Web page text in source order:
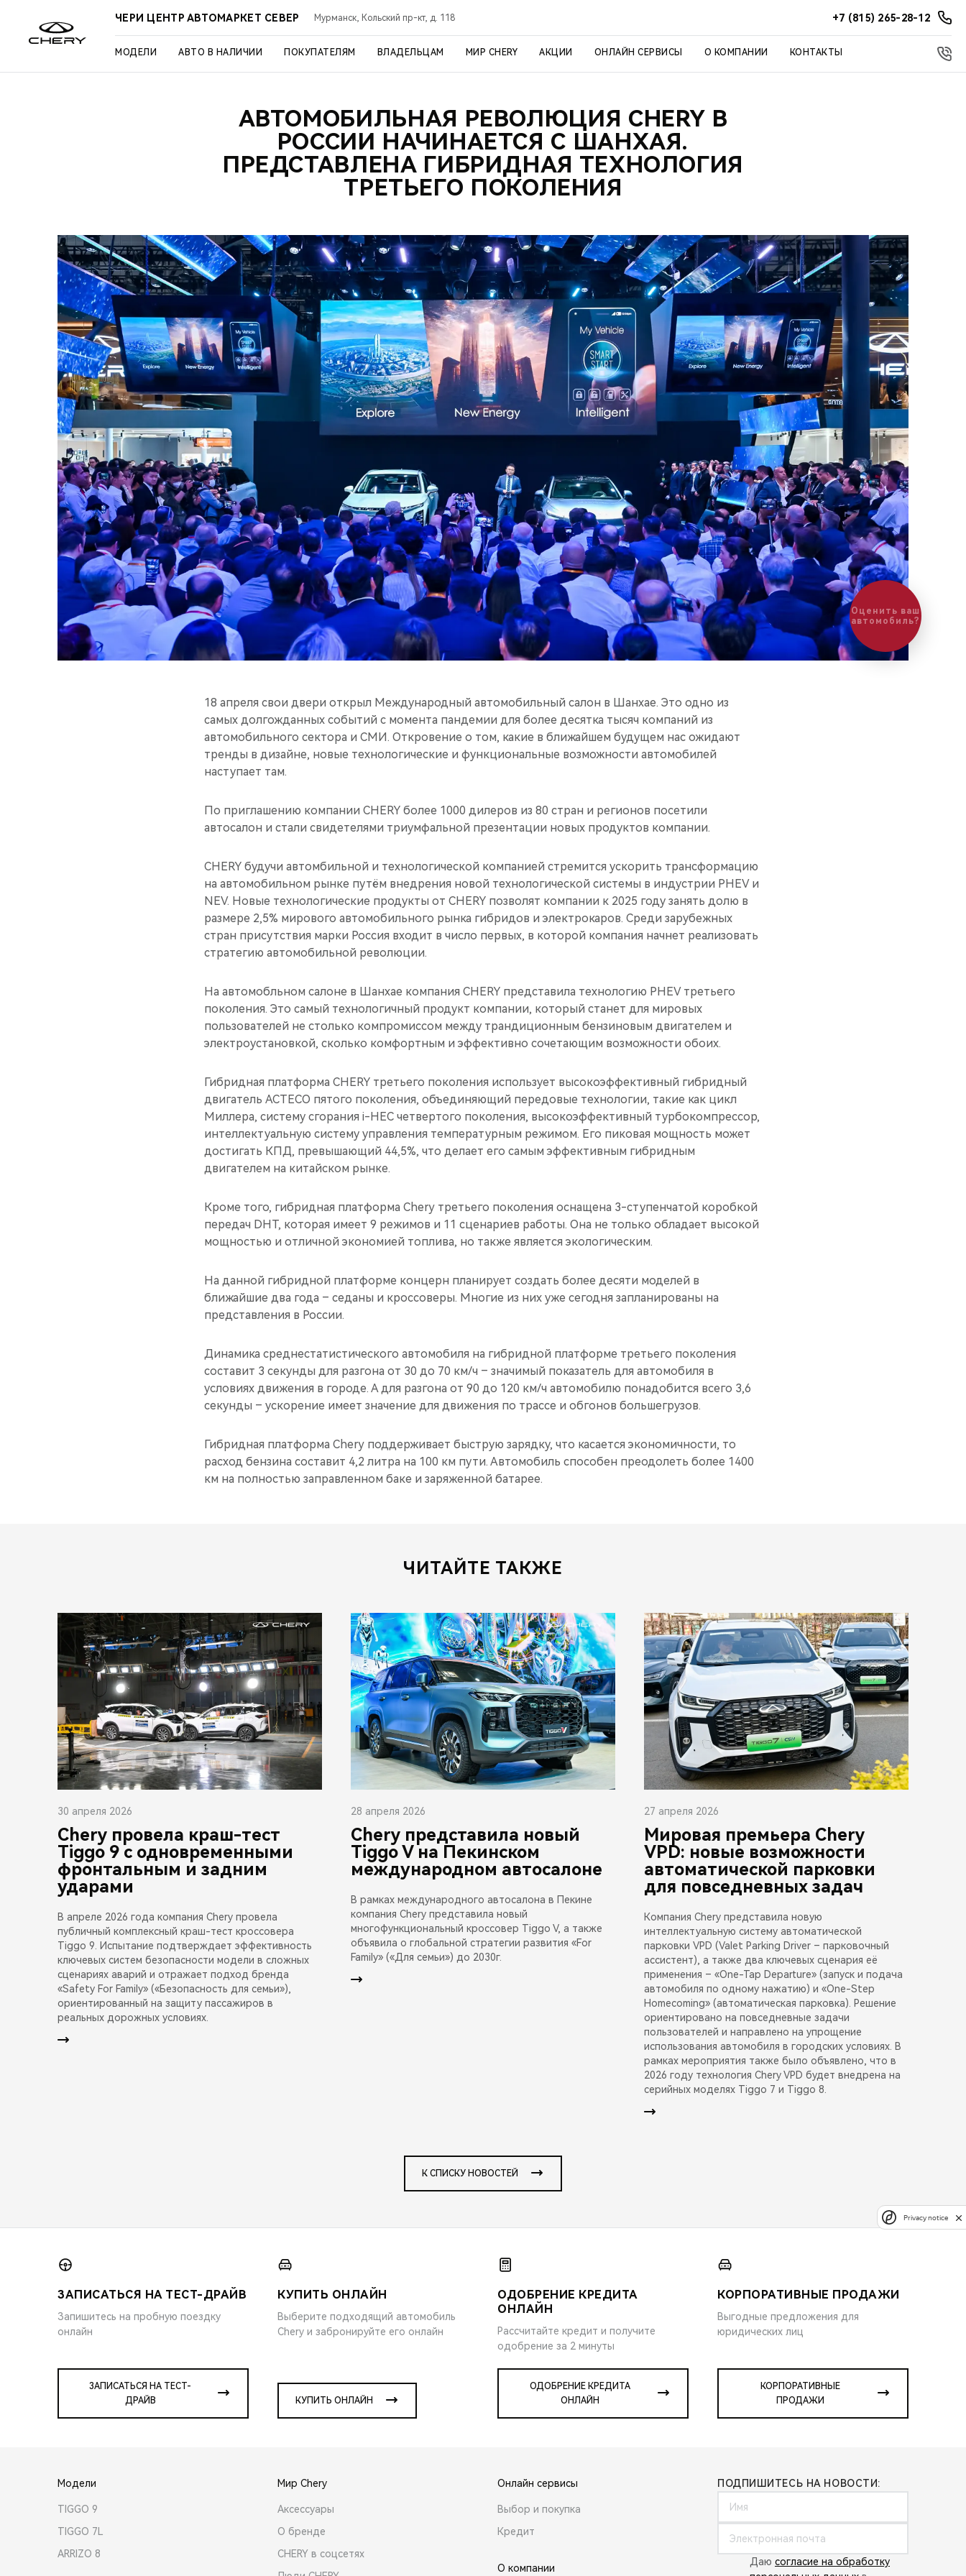
ЧЕРИ ЦЕНТР АВТОМАРКЕТ СЕВЕР Мурманск, Кольский пр-кт, д. 118 +7 (815) 265-28-12
МОДЕЛИ АВТО В НАЛИЧИИ ПОКУПАТЕЛЯМ ВЛАДЕЛЬЦАМ МИР CHERY АКЦИИ ОНЛАЙН СЕРВИСЫ О КОМПАНИИ КОНТАКТЫ
АВТОМОБИЛЬНАЯ РЕВОЛЮЦИЯ CHERY В
РОССИИ НАЧИНАЕТСЯ С ШАНХАЯ.
ПРЕДСТАВЛЕНА ГИБРИДНАЯ ТЕХНОЛОГИЯ
ТРЕТЬЕГО ПОКОЛЕНИЯ
18 апреля свои двери открыл Международный автомобильный салон в Шанхае. Это одно из
самых долгожданных событий с момента пандемии для более десятка тысяч компаний из
автомобильного сектора и СМИ. Откровение о том, какие в ближайшем будущем нас ожидают
тренды в дизайне, новые технологические и функциональные возможности автомобилей
наступает там.
По приглашению компании CHERY более 1000 дилеров из 80 стран и регионов посетили
автосалон и стали свидетелями триумфальной презентации новых продуктов компании.
CHERY будучи автомбильной и технологической компанией стремится ускорить трансформацию
на автомобильном рынке путём внедрения новой технологической системы в индустрии PHEV и
NEV. Новые технологические продукты от CHERY позволят компании к 2025 году занять долю в
размере 2,5% мирового автомобильного рынка гибридов и электрокаров. Среди зарубежных
стран присутствия марки Россия входит в число первых, в которой компания начнет реализовать
стратегию автомобильной революции.
На автомобльном салоне в Шанхае компания CHERY представила технологию PHEV третьего
поколения. Это самый технологичный продукт компании, который станет для мировых
пользователей не столько компромиссом между трандиционным бензиновым двигателем и
электроустановкой, сколько комфортным и эффективно сочетающим возможности обоих.
Гибридная платформа CHERY третьего поколения использует высокоэффективный гибридный
двигатель ACTECO пятого поколения, объединяющий передовые технологии, такие как цикл
Миллера, систему сгорания i-HEC четвертого поколения, высокоэффективный турбокомпрессор,
интеллектуальную систему управления температурным режимом. Его пиковая мощность может
достигать КПД, превышающий 44,5%, что делает его самым эффективным гибридным
двигателем на китайском рынке.
Кроме того, гибридная платформа Chery третьего поколения оснащена 3-ступенчатой коробкой
передач DHT, которая имеет 9 режимов и 11 сценариев работы. Она не только обладает высокой
мощностью и отличной экономией топлива, но также является экологическим.
На данной гибридной платформе концерн планирует создать более десяти моделей в
ближайшие два года – седаны и кроссоверы. Многие из них уже сегодня запланированы на
представления в России.
Динамика среднестатистического автомобиля на гибридной платформе третьего поколения
составит 3 секунды для разгона от 30 до 70 км/ч – значимый показатель для автомобиля в
условиях движения в городе. А для разгона от 90 до 120 км/ч автомобилю понадобится всего 3,6
секунды – ускорение имеет значение для движения по трассе и обгонов большегрузов.
Гибридная платформа Chery поддерживает быструю зарядку, что касается экономичности, то
расход бензина составит 4,2 литра на 100 км пути. Автомобиль способен преодолеть более 1400
км на полностью заправленном баке и заряженной батарее.
ЧИТАЙТЕ ТАКЖЕ
30 апреля 2026
Chery провела краш-тест
Tiggo 9 с одновременными
фронтальным и задним
ударами
В апреле 2026 года компания Chery провела
публичный комплексный краш-тест кроссовера
Tiggo 9. Испытание подтверждает эффективность
ключевых систем безопасности модели в сложных
сценариях аварий и отражает подход бренда
«Safety For Family» («Безопасность для семьи»),
ориентированный на защиту пассажиров в
реальных дорожных условиях.
28 апреля 2026
Chery представила новый
Tiggo V на Пекинском
международном автосалоне
В рамках международного автосалона в Пекине
компания Chery представила новый
многофункциональный кроссовер Tiggo V, а также
объявила о глобальной стратегии развития «For
Family» («Для семьи») до 2030г.
27 апреля 2026
Мировая премьера Chery
VPD: новые возможности
автоматической парковки
для повседневных задач
Компания Chery представила новую
интеллектуальную систему автоматической
парковки VPD (Valet Parking Driver – парковочный
ассистент), а также два ключевых сценария её
применения – «One-Tap Departure» (запуск и подача
автомобиля по одному нажатию) и «One-Step
Homecoming» (автоматическая парковка). Решение
ориентировано на повседневные задачи
пользователей и направлено на упрощение
использования автомобиля в городских условиях. В
рамках мероприятия также было объявлено, что в
2026 году технология Chery VPD будет внедрена на
серийных моделях Tiggo 7 и Tiggo 8.
К СПИСКУ НОВОСТЕЙ
ЗАПИСАТЬСЯ НА ТЕСТ-ДРАЙВ
Запишитесь на пробную поездку
онлайн
ЗАПИСАТЬСЯ НА ТЕСТ-
ДРАЙВ
КУПИТЬ ОНЛАЙН
Выберите подходящий автомобиль
Chery и забронируйте его онлайн
КУПИТЬ ОНЛАЙН
ОДОБРЕНИЕ КРЕДИТА
ОНЛАЙН
Рассчитайте кредит и получите
одобрение за 2 минуты
ОДОБРЕНИЕ КРЕДИТА
ОНЛАЙН
КОРПОРАТИВНЫЕ ПРОДАЖИ
Выгодные предложения для
юридических лиц
КОРПОРАТИВНЫЕ
ПРОДАЖИ
Модели
TIGGO 9
TIGGO 7L
ARRIZO 8
Мир Chery
Аксессуары
О бренде
CHERY в соцсетях
Онлайн сервисы
Выбор и покупка
Кредит
О компании
ПОДПИШИТЕСЬ НА НОВОСТИ:
Даю согласие на обработку
Оценить ваш
автомобиль?
Privacy notice